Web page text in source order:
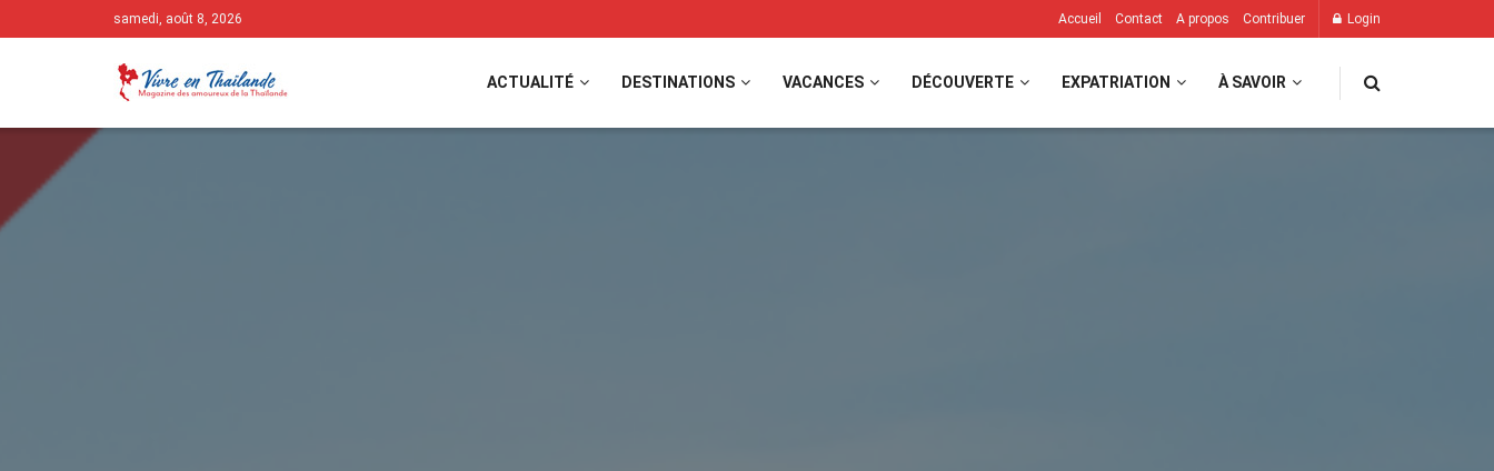
samedi, août 8, 2026 Accueil Contact A propos Contribuer Login
ACTUALITÉ DESTINATIONS VACANCES DÉCOUVERTE EXPATRIATION À SAVOIR